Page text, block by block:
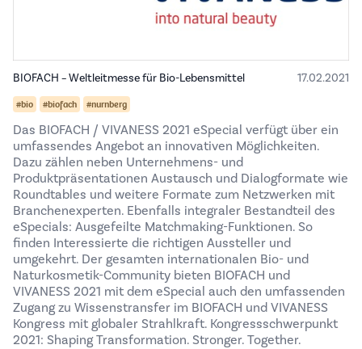
BIOFACH – Weltleitmesse für Bio-Lebensmittel 17.02.2021
#bio #biofach #nurnberg
Das BIOFACH / VIVANESS 2021 eSpecial verfügt über ein
umfassendes Angebot an innovativen Möglichkeiten.
Dazu zählen neben Unternehmens- und
Produktpräsentationen Austausch und Dialogformate wie
Roundtables und weitere Formate zum Netzwerken mit
Branchenexperten. Ebenfalls integraler Bestandteil des
eSpecials: Ausgefeilte Matchmaking-Funktionen. So
finden Interessierte die richtigen Aussteller und
umgekehrt. Der gesamten internationalen Bio- und
Naturkosmetik-Community bieten BIOFACH und
VIVANESS 2021 mit dem eSpecial auch den umfassenden
Zugang zu Wissenstransfer im BIOFACH und VIVANESS
Kongress mit globaler Strahlkraft. Kongressschwerpunkt
2021: Shaping Transformation. Stronger. Together.